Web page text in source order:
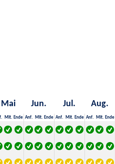
Mai Jun. Jul. Aug.
Mit. Ende Anf. Mit. Ende Anf. Mit. Ende Anf. Mit. Ende